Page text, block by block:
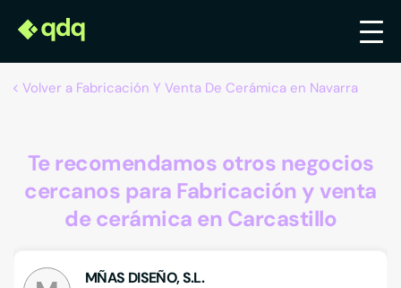
Volver a Fabricación Y Venta De Cerámica en Navarra
Te recomendamos otros negocios
cercanos para Fabricación y venta
de cerámica en Carcastillo
MÑAS DISEÑO, S.L.